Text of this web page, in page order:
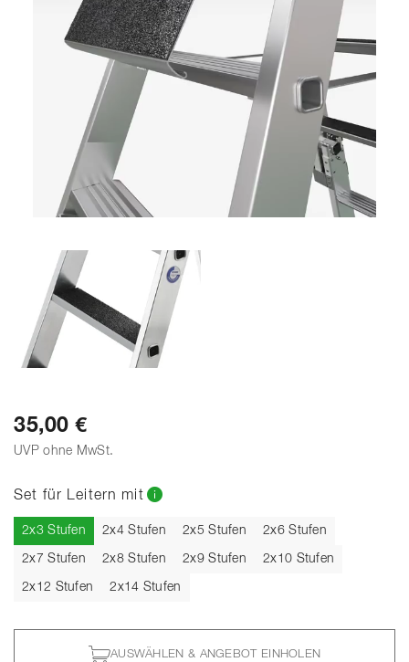
35,00 €
UVP ohne MwSt.
Set für Leitern mit
2x3 Stufen Aktuell
2x4 Stufen 2x5 Stufen 2x6 Stufen
2x7 Stufen 2x8 Stufen 2x9 Stufen 2x10 Stufen
2x12 Stufen 2x14 Stufen
AUSWÄHLEN & ANGEBOT EINHOLEN